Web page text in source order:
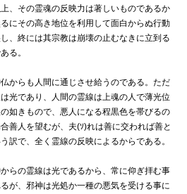
、その霊魂の反映力は著しいものであるか
にその高き地位を利用して面白からぬ行動
、終には其宗教は崩壊の止むなきに立到る
る。
からも人間に通じさせ給うのである。ただ
光であり、人間の霊線は上魂の人で薄光位
如きもので、悪人になる程黒色を帯びるの
善人を望むが、夫(ｿ)れは善に交われば善と
訳で、全く霊線の反映によるからである。
らの霊線は光であるから、常に仰ぎ拝む事
が、邪神は光処か一種の悪気を受ける事に